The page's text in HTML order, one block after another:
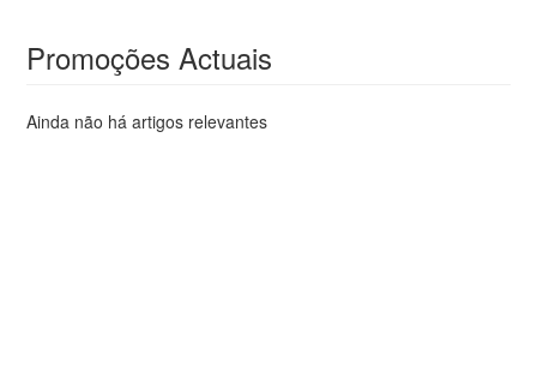
Promoções Actuais
Ainda não há artigos relevantes